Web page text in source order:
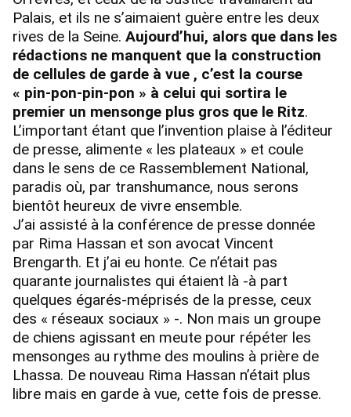
Palais, et ils ne s’aimaient guère entre les deux
rives de la Seine. Aujourd’hui, alors que dans les
rédactions ne manquent que la construction
de cellules de garde à vue , c’est la course
« pin-pon-pin-pon » à celui qui sortira le
premier un mensonge plus gros que le Ritz.
L’important étant que l’invention plaise à l’éditeur
de presse, alimente « les plateaux » et coule
dans le sens de ce Rassemblement National,
paradis où, par transhumance, nous serons
bientôt heureux de vivre ensemble.
J’ai assisté à la conférence de presse donnée
par Rima Hassan et son avocat Vincent
Brengarth. Et j’ai eu honte. Ce n’était pas
quarante journalistes qui étaient là -à part
quelques égarés-méprisés de la presse, ceux
des « réseaux sociaux » -. Non mais un groupe
de chiens agissant en meute pour répéter les
mensonges au rythme des moulins à prière de
Lhassa. De nouveau Rima Hassan n’était plus
libre mais en garde à vue, cette fois de presse.